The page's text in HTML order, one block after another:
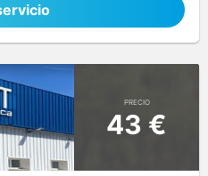
PRECIO
43 €